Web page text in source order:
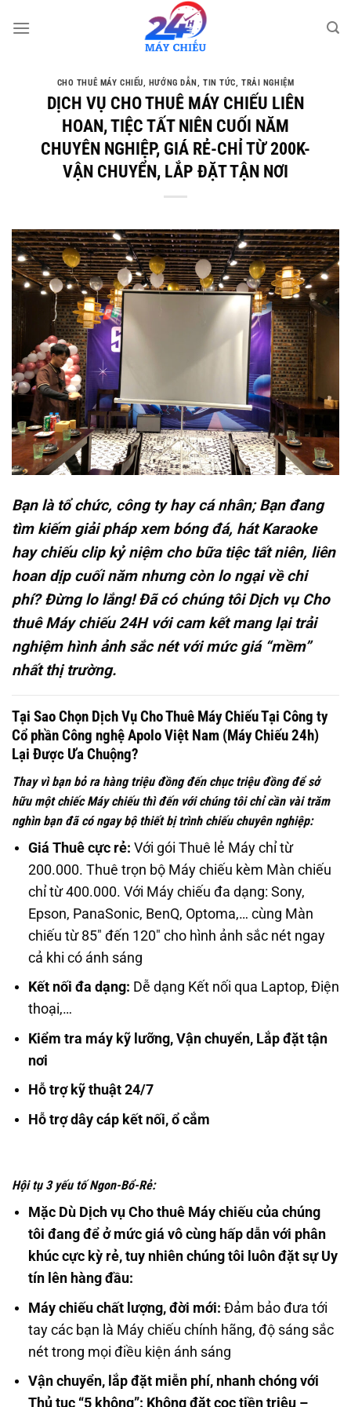
qua
CHO THUÊ MÁY CHIẾU, HƯỚNG DẪN,TIN TỨC,TRẢI NGHIỆM
DỊCH VỤ CHO THUÊ MÁY CHIẾU LIÊN
HOAN, TIỆC TẤT NIÊN CUỐI NĂM
CHUYÊN NGHIỆP, GIÁ RẺ-CHỈ TỪ 200K-
VẬN CHUYỂN, LẮP ĐẶT TẬN NƠI
Bạn là tổ chức, công ty hay cá nhân; Bạn đang
tìm kiếm giải pháp xem bóng đá, hát Karaoke
hay chiếu clip kỷ niệm cho bữa tiệc tất niên, liên
hoan dịp cuối năm nhưng còn lo ngại về chi
phí? Đừng lo lắng! Đã có chúng tôi Dịch vụ Cho
thuê Máy chiếu 24H với cam kết mang lại trải
nghiệm hình ảnh sắc nét với mức giá “mềm”
nhất thị trường.
Tại Sao Chọn Dịch Vụ Cho Thuê Máy Chiếu Tại Công ty
Cổ phần Công nghệ Apolo Việt Nam (Máy Chiếu 24h)
Lại Được Ưa Chuộng?
Thay vì bạn bỏ ra hàng triệu đồng đến chục triệu đồng để sở
hữu một chiếc Máy chiếu thì đến với chúng tôi chỉ cần vài trăm
nghìn bạn đã có ngay bộ thiết bị trình chiếu chuyên nghiệp:
Giá Thuê cực rẻ: Với gói Thuê lẻ Máy chỉ từ
200.000. Thuê trọn bộ Máy chiếu kèm Màn chiếu
chỉ từ 400.000. Với Máy chiếu đa dạng: Sony,
Epson, PanaSonic, BenQ, Optoma,… cùng Màn
chiếu từ 85″ đến 120″ cho hình ảnh sắc nét ngay
cả khi có ánh sáng
Kết nối đa dạng: Dễ dạng Kết nối qua Laptop, Điện
thoại,…
Kiểm tra máy kỹ lưỡng, Vận chuyển, Lắp đặt tận
nơi
Hỗ trợ kỹ thuật 24/7
Hỗ trợ dây cáp kết nối, ổ cắm
Hội tụ 3 yếu tố Ngon-Bổ-Rẻ:
Mặc Dù Dịch vụ Cho thuê Máy chiếu của chúng
tôi đang để ở mức giá vô cùng hấp dẫn với phân
khúc cực kỳ rẻ, tuy nhiên chúng tôi luôn đặt sự Uy
tín lên hàng đầu:
Máy chiếu chất lượng, đời mới: Đảm bảo đưa tới
tay các bạn là Máy chiếu chính hãng, độ sáng sắc
nét trong mọi điều kiện ánh sáng
Vận chuyển, lắp đặt miễn phí, nhanh chóng với
Thủ tục “5 không”: Không đặt cọc tiền triệu –